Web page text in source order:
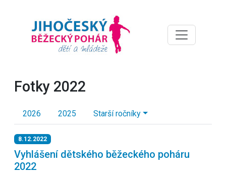
Fotky 2022
2026 2025 Starší ročníky
8.12.2022
Vyhlášení dětského běžeckého poháru
2022